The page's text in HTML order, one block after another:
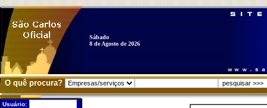
Sábado
8 de Agosto de 2026
O quê procura?
Usuário: